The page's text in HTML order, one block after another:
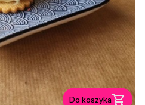
Do koszyka